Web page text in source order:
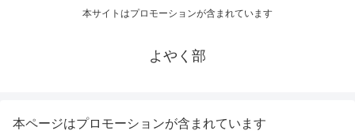
本サイトはプロモーションが含まれています
よやく部
本ページはプロモーションが含まれています